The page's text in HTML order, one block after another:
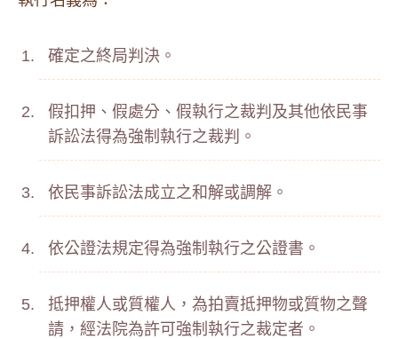
確定之終局判決。
假扣押、假處分、假執行之裁判及其他依民事
訴訟法得為強制執行之裁判。
依民事訴訟法成立之和解或調解。
依公證法規定得為強制執行之公證書。
抵押權人或質權人，為拍賣抵押物或質物之聲
請，經法院為許可強制執行之裁定者。